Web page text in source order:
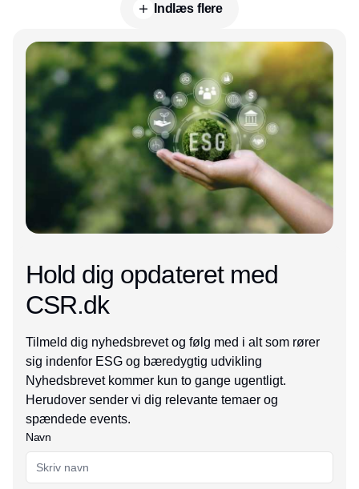
Indlæs flere
Annonce
Hold dig opdateret med
CSR.dk
Tilmeld dig nyhedsbrevet og følg med i alt som rører
sig indenfor ESG og bæredygtig udvikling
Nyhedsbrevet kommer kun to gange ugentligt.
Herudover sender vi dig relevante temaer og
spændede events.
Navn